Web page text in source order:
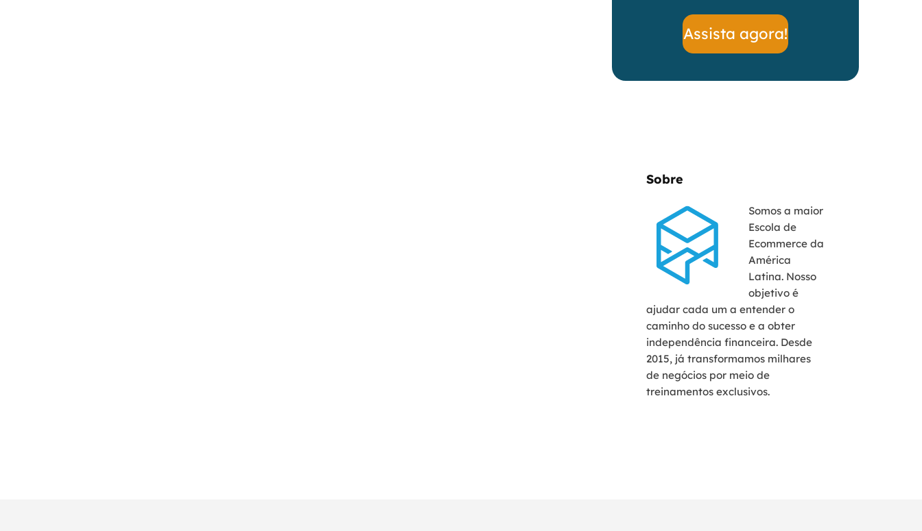
Assista agora!
Sobre
Somos a maior
Escola de
Ecommerce da
América
Latina. Nosso
objetivo é
ajudar cada um a entender o
caminho do sucesso e a obter
independência financeira. Desde
2015, já transformamos milhares
de negócios por meio de
treinamentos exclusivos.